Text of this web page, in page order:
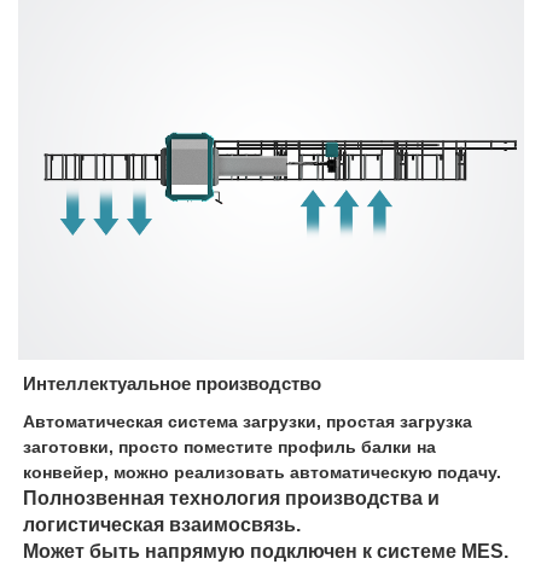
Интеллектуальное производство
Автоматическая система загрузки, простая загрузка
заготовки, просто поместите профиль балки на
конвейер, можно реализовать автоматическую подачу.
Полнозвенная технология производства и
логистическая взаимосвязь.
Может быть напрямую подключен к системе MES.